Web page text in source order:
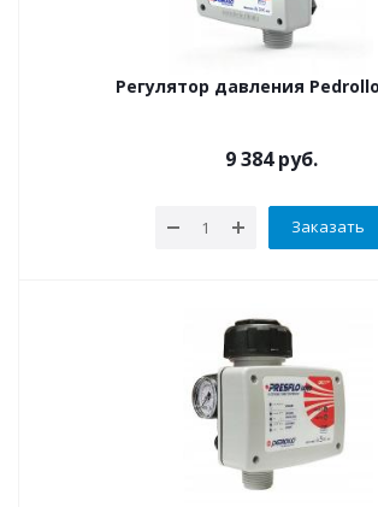
Регулятор давления Pedrollo
9 384руб.
Заказать